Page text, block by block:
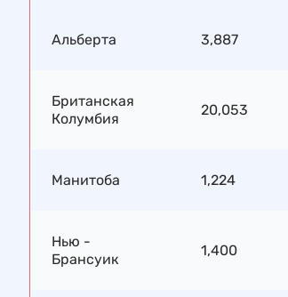
Альберта 3,887
Британская
Колумбия
20,053
Манитоба 1,224
Нью -
Брансуик
1,400